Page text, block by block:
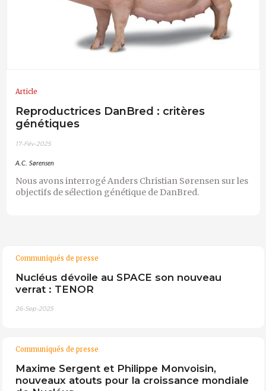
Article
Reproductrices DanBred : critères
génétiques
17-Fév-2025
A.C. Sørensen
Nous avons interrogé Anders Christian Sørensen sur les
objectifs de sélection génétique de DanBred.
Communiqués de presse
Nucléus dévoile au SPACE son nouveau
verrat : TENOR
26-Sep-2025
Communiqués de presse
Maxime Sergent et Philippe Monvoisin,
nouveaux atouts pour la croissance mondiale